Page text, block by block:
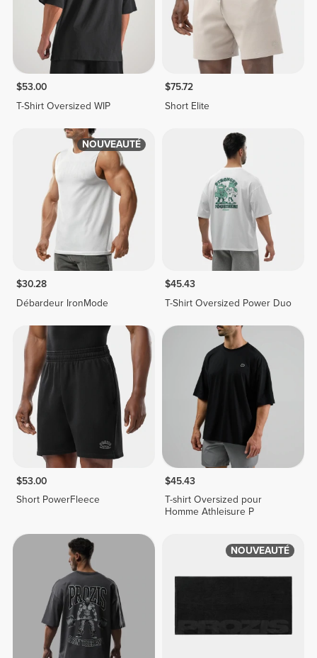
$53.00
T-Shirt Oversized WIP
$75.72
Short Elite
NOUVEAUTÉ
$30.28
Débardeur IronMode
$45.43
T-Shirt Oversized Power Duo
$53.00
Short PowerFleece
$45.43
T-shirt Oversized pour
Homme Athleisure P
NOUVEAUTÉ